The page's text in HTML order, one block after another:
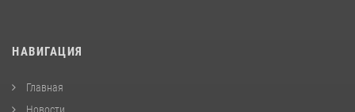
НАВИГАЦИЯ
Главная